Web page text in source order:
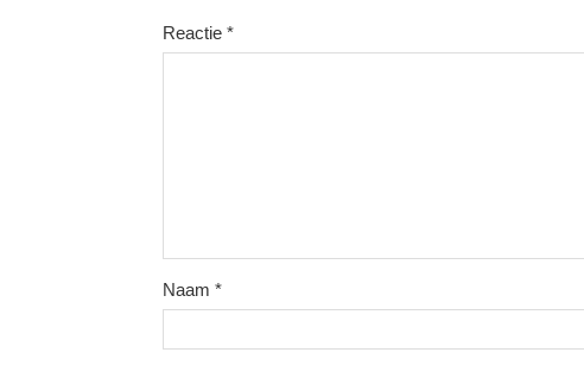
Reactie *
Naam *